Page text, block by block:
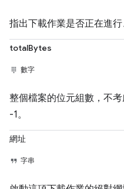
指出下載作業是否正在進行
totalBytes
數字
整個檔案的位元組數，不
-1。
網址
字串